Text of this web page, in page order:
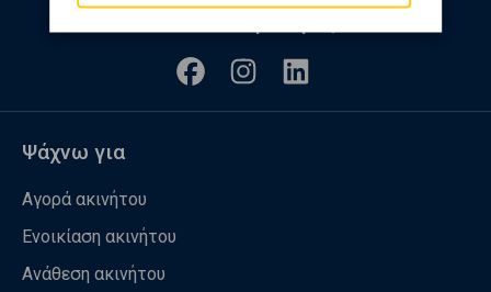
Ψάχνω για
Αγορά ακινήτου
Ενοικίαση ακινήτου
Ανάθεση ακινήτου